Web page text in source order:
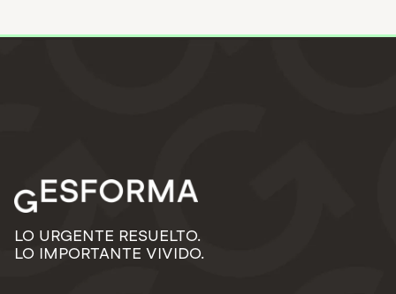
LO URGENTE RESUELTO.
LO IMPORTANTE VIVIDO.